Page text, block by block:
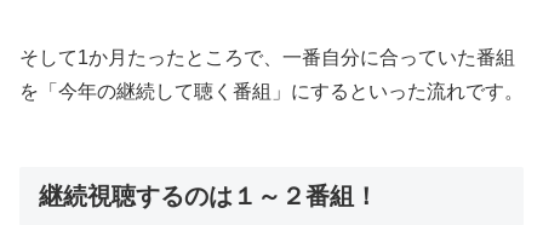
そして1か月たったところで、一番自分に合っていた番組
を「今年の継続して聴く番組」にするといった流れです。
継続視聴するのは１～２番組！